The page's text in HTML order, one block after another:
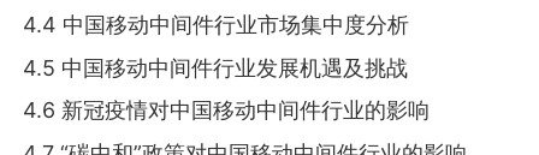
4.4 中国移动中间件行业市场集中度分析
4.5 中国移动中间件行业发展机遇及挑战
4.6 新冠疫情对中国移动中间件行业的影响